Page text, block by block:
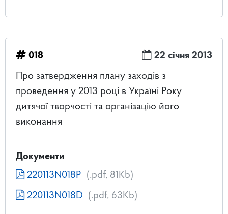
018
22 січня 2013
Про затвердження плану заходів з
проведення у 2013 році в Україні Року
дитячої творчості та організацію його
виконання
Документи
220113N018P (.pdf, 81Kb)
220113N018D (.pdf, 63Kb)